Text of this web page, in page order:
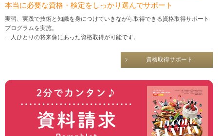
本当に必要な資格・検定をしっかり選んでサポート
実習、実践で技術と知識を身につけていきながら取得できる資格取得サポート
プログラムを実施。
一人ひとりの将来像にあった資格取得が可能です。
資格取得サポート